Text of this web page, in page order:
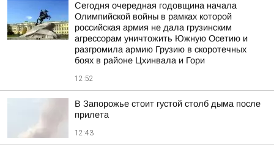
Сегодня очередная годовщина начала
Олимпийской войны в рамках которой
российская армия не дала грузинским
агрессорам уничтожить Южную Осетию и
разгромила армию Грузию в скоротечных
боях в районе Цхинвала и Гори
12:52
В Запорожье стоит густой столб дыма после
прилета
12:43